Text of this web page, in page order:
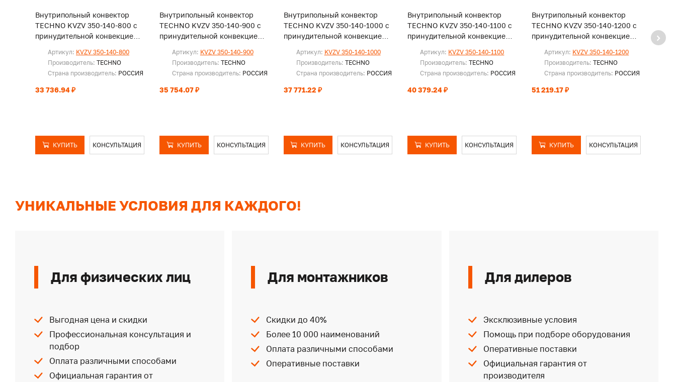
Внутрипольный конвектор
TECHNO KVZV 350-140-800 с
принудительной конвекцией
Артикул: KVZV 350-140-800
Производитель: TECHNO
Страна производитель: РОССИЯ
33 736.94 ₽
КУПИТЬ КОНСУЛЬТАЦИЯ
Внутрипольный конвектор
TECHNO KVZV 350-140-900 с
принудительной конвекцией
Артикул: KVZV 350-140-900
Производитель: TECHNO
Страна производитель: РОССИЯ
35 754.07 ₽
КУПИТЬ КОНСУЛЬТАЦИЯ
Внутрипольный конвектор
TECHNO KVZV 350-140-1000 с
принудительной конвекцией
Артикул: KVZV 350-140-1000
Производитель: TECHNO
Страна производитель: РОССИЯ
37 771.22 ₽
КУПИТЬ КОНСУЛЬТАЦИЯ
Внутрипольный конвектор
TECHNO KVZV 350-140-1100 с
принудительной конвекцией
Артикул: KVZV 350-140-1100
Производитель:TECHNO
Страна производитель: РОССИЯ
40 379.24 ₽
КУПИТЬ КОНСУЛЬТАЦИЯ
Внутрипольный конвектор
TECHNO KVZV 350-140-1200 с
принудительной конвекцией
Артикул: KVZV 350-140-1200
Производитель:TECHNO
Страна производитель: РОССИЯ
51 219.17 ₽
КУПИТЬ КОНСУЛЬТАЦИЯ
без
УНИКАЛЬНЫЕ УСЛОВИЯ ДЛЯ КАЖДОГО!
Для физических лиц
Выгодная цена и скидки
Профессиональная консультация и
подбор
Оплата различными способами
Официальная гарантия от
Для монтажников
Скидки до 40%
Более 10 000 наименований
Оплата различными способами
Оперативные поставки
Для дилеров
Эксклюзивные условия
Помощь при подборе оборудования
Оперативные поставки
Официальная гарантия от
производителя